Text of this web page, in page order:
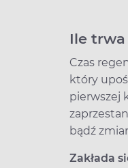
Ile
Czas
który
pierwszej
bądź
Zakłada